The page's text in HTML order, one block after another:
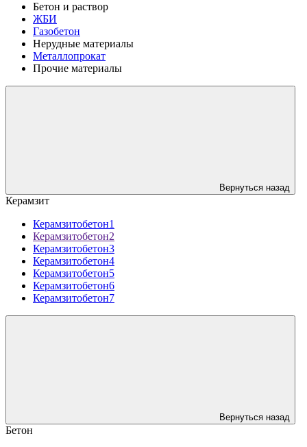
Бетон и раствор
ЖБИ
Газобетон
Нерудные материалы
Металлопрокат
Прочие материалы
Вернуться назад
Керамзит
Керамзитобетон1
Керамзитобетон2
Керамзитобетон3
Керамзитобетон4
Керамзитобетон5
Керамзитобетон6
Керамзитобетон7
Вернуться назад
Бетон